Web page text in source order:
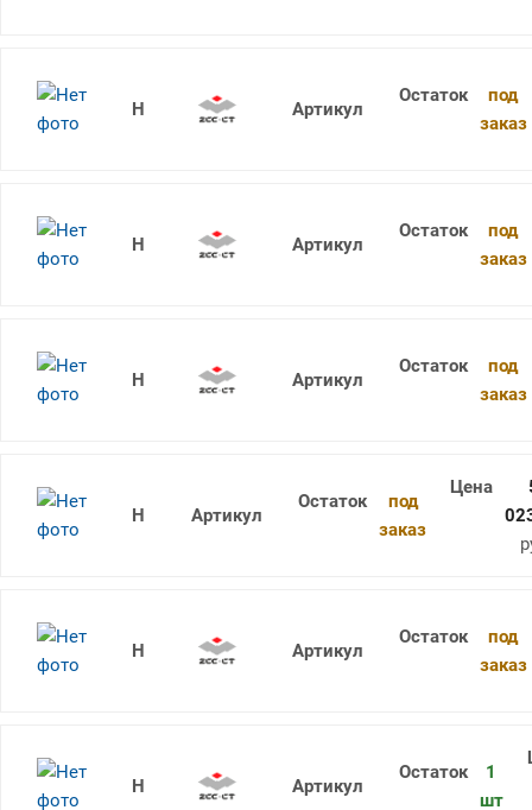
1736SU05C-0910 KDG303
под
заказ
1736SU05C-0920 KDG303
под
заказ
1736SU05C-0930 KDG303
под
заказ
1736SU05C-0935 KDG303
под
заказ
1736SU05C-0940 KDG303
под
заказ
1736SU05C-1000 KDG303
1
шт